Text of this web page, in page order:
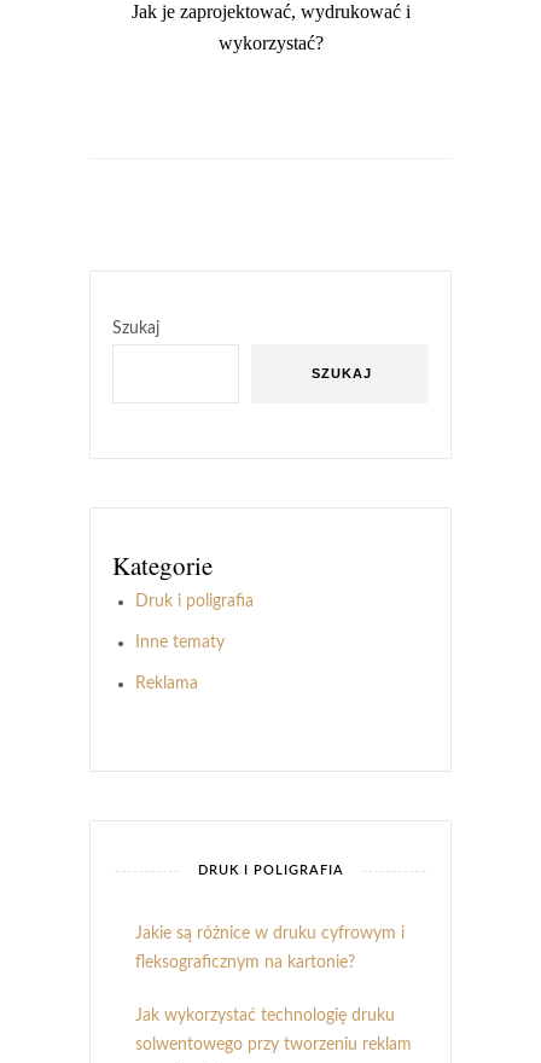
Jak je zaprojektować, wydrukować i
wykorzystać?
Szukaj
SZUKAJ
Kategorie
Druk i poligrafia
Inne tematy
Reklama
DRUK I POLIGRAFIA
Jakie są różnice w druku cyfrowym i
fleksograficznym na kartonie?
Jak wykorzystać technologię druku
solwentowego przy tworzeniu reklam